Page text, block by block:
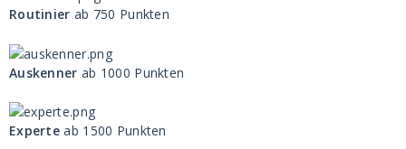
Routinier ab 750 Punkten
Auskenner ab 1000 Punkten
Experte ab 1500 Punkten